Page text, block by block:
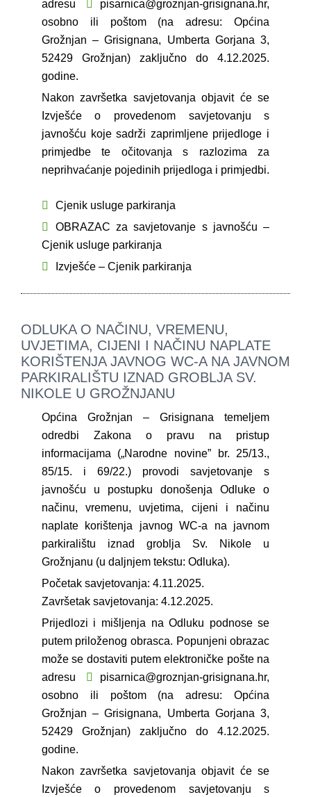
adresu
pisarnica@groznjan-grisignana.hr,
osobno ili poštom (na adresu: Općina
Grožnjan – Grisignana, Umberta Gorjana 3,
52429 Grožnjan) zaključno do 4.12.2025.
godine.
Nakon završetka savjetovanja objavit će se
Izvješće o provedenom savjetovanju s
javnošću koje sadrži zaprimljene prijedloge i
primjedbe te očitovanja s razlozima za
neprihvaćanje pojedinih prijedloga i primjedbi.
Cjenik usluge parkiranja
OBRAZAC za savjetovanje s javnošću –
Cjenik usluge parkiranja
Izvješće – Cjenik parkiranja
ODLUKA O NAČINU, VREMENU,
UVJETIMA, CIJENI I NAČINU NAPLATE
KORIŠTENJA JAVNOG WC-A NA JAVNOM
PARKIRALIŠTU IZNAD GROBLJA SV.
NIKOLE U GROŽNJANU
Općina Grožnjan – Grisignana temeljem
odredbi Zakona o pravu na pristup
informacijama („Narodne novine” br. 25/13.,
85/15. i 69/22.) provodi savjetovanje s
javnošću u postupku donošenja Odluke o
načinu, vremenu, uvjetima, cijeni i načinu
naplate korištenja javnog WC-a na javnom
parkiralištu iznad groblja Sv. Nikole u
Grožnjanu (u daljnjem tekstu: Odluka).
Početak savjetovanja: 4.11.2025.
Završetak savjetovanja: 4.12.2025.
Prijedlozi i mišljenja na Odluku podnose se
putem priloženog obrasca. Popunjeni obrazac
može se dostaviti putem elektroničke pošte na
adresu
pisarnica@groznjan-grisignana.hr,
osobno ili poštom (na adresu: Općina
Grožnjan – Grisignana, Umberta Gorjana 3,
52429 Grožnjan) zaključno do 4.12.2025.
godine.
Nakon završetka savjetovanja objavit će se
Izvješće o provedenom savjetovanju s